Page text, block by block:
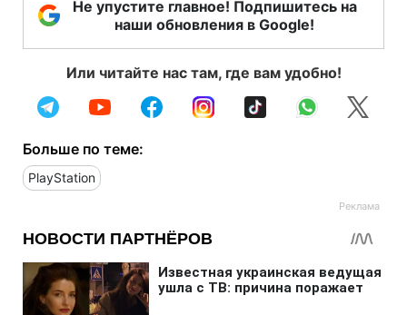
Не упустите главное! Подпишитесь на
наши обновления в Google!
Или читайте нас там, где вам удобно!
Больше по теме:
PlayStation